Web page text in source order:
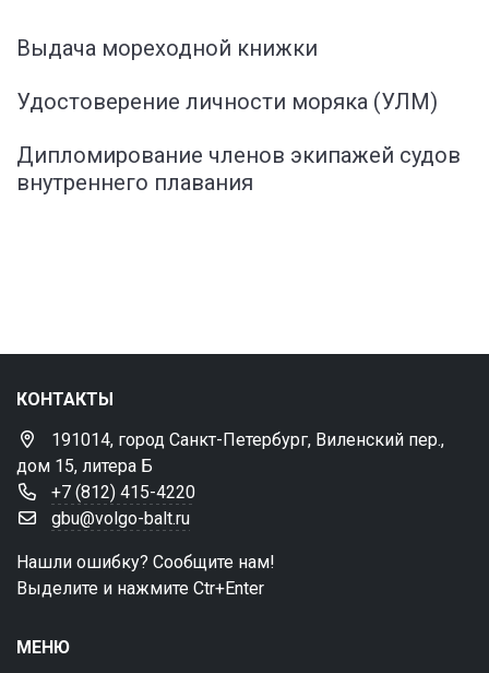
Выдача мореходной книжки
Удостоверение личности моряка (УЛМ)
Дипломирование членов экипажей судов
внутреннего плавания
КОНТАКТЫ
191014, город Санкт-Петербург, Виленский пер.,
дом 15, литера Б
+7 (812) 415-4220
gbu@volgo-balt.ru
Нашли ошибку? Сообщите нам!
Выделите и нажмите Ctr+Enter
МЕНЮ